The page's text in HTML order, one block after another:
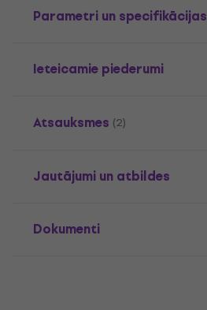
Parametri un specifikācijas
Ieteicamie piederumi
Atsauksmes (2)
Jautājumi un atbildes
Dokumenti